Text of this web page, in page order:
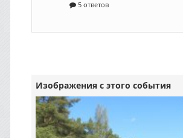
Изображения с этого события